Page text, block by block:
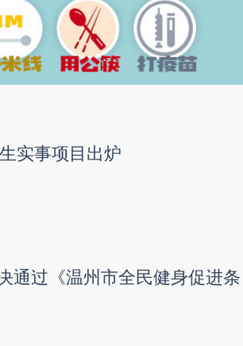
实事项目出炉
通过《温州市全民健身促进条